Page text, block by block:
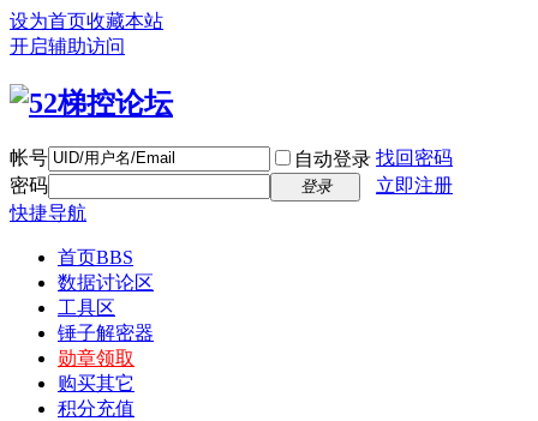
设为首页收藏本站
开启辅助访问
帐号 自动登录 找回密码
密码
登录
立即注册
快捷导航
首页BBS
数据讨论区
工具区
锤子解密器
勋章领取
购买其它
积分充值